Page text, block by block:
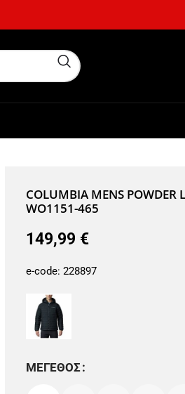
COLUMBIA MENS POWDER
WO1151-465
149,99 €
e-code: 228897
ΜΈΓΕΘΟΣ